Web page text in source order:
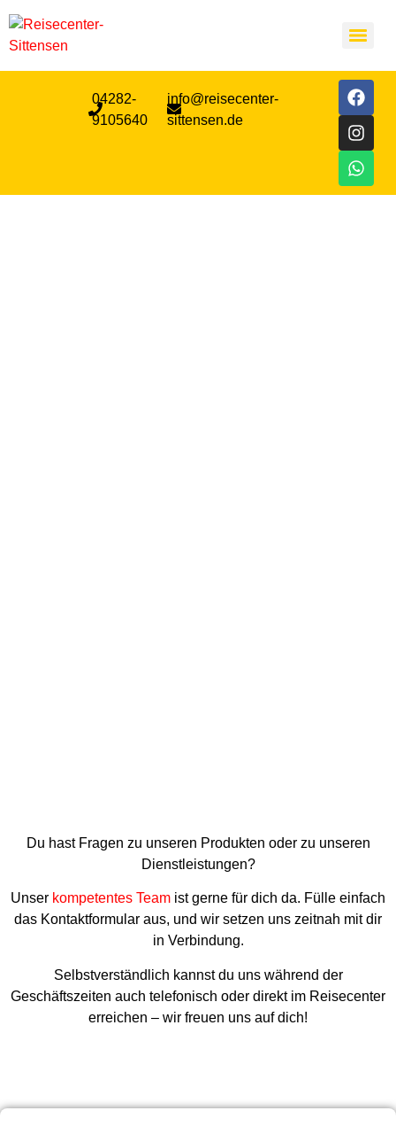
04282-
9105640
info@reisecenter-
sittensen.de
Du hast Fragen zu unseren Produkten oder zu unseren
Dienstleistungen?
Unser kompetentes Team ist gerne für dich da. Fülle einfach
das Kontaktformular aus, und wir setzen uns zeitnah mit dir
in Verbindung.
Selbstverständlich kannst du uns während der
Geschäftszeiten auch telefonisch oder direkt im Reisecenter
erreichen – wir freuen uns auf dich!